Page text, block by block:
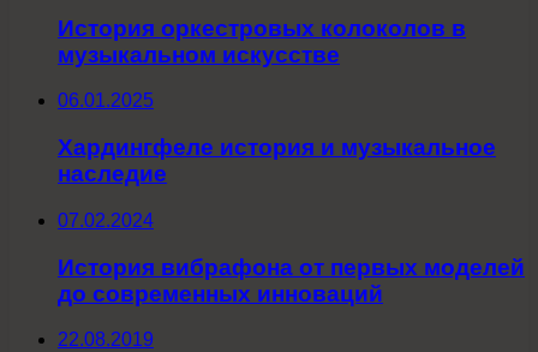
История оркестровых колоколов в
музыкальном искусстве
06.01.2025
Хардингфеле история и музыкальное
наследие
07.02.2024
История вибрафона от первых моделей
до современных инноваций
22.08.2019